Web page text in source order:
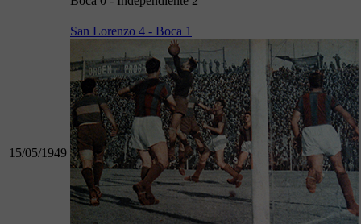
15/05/1949
San Lorenzo 4 - Boca 1